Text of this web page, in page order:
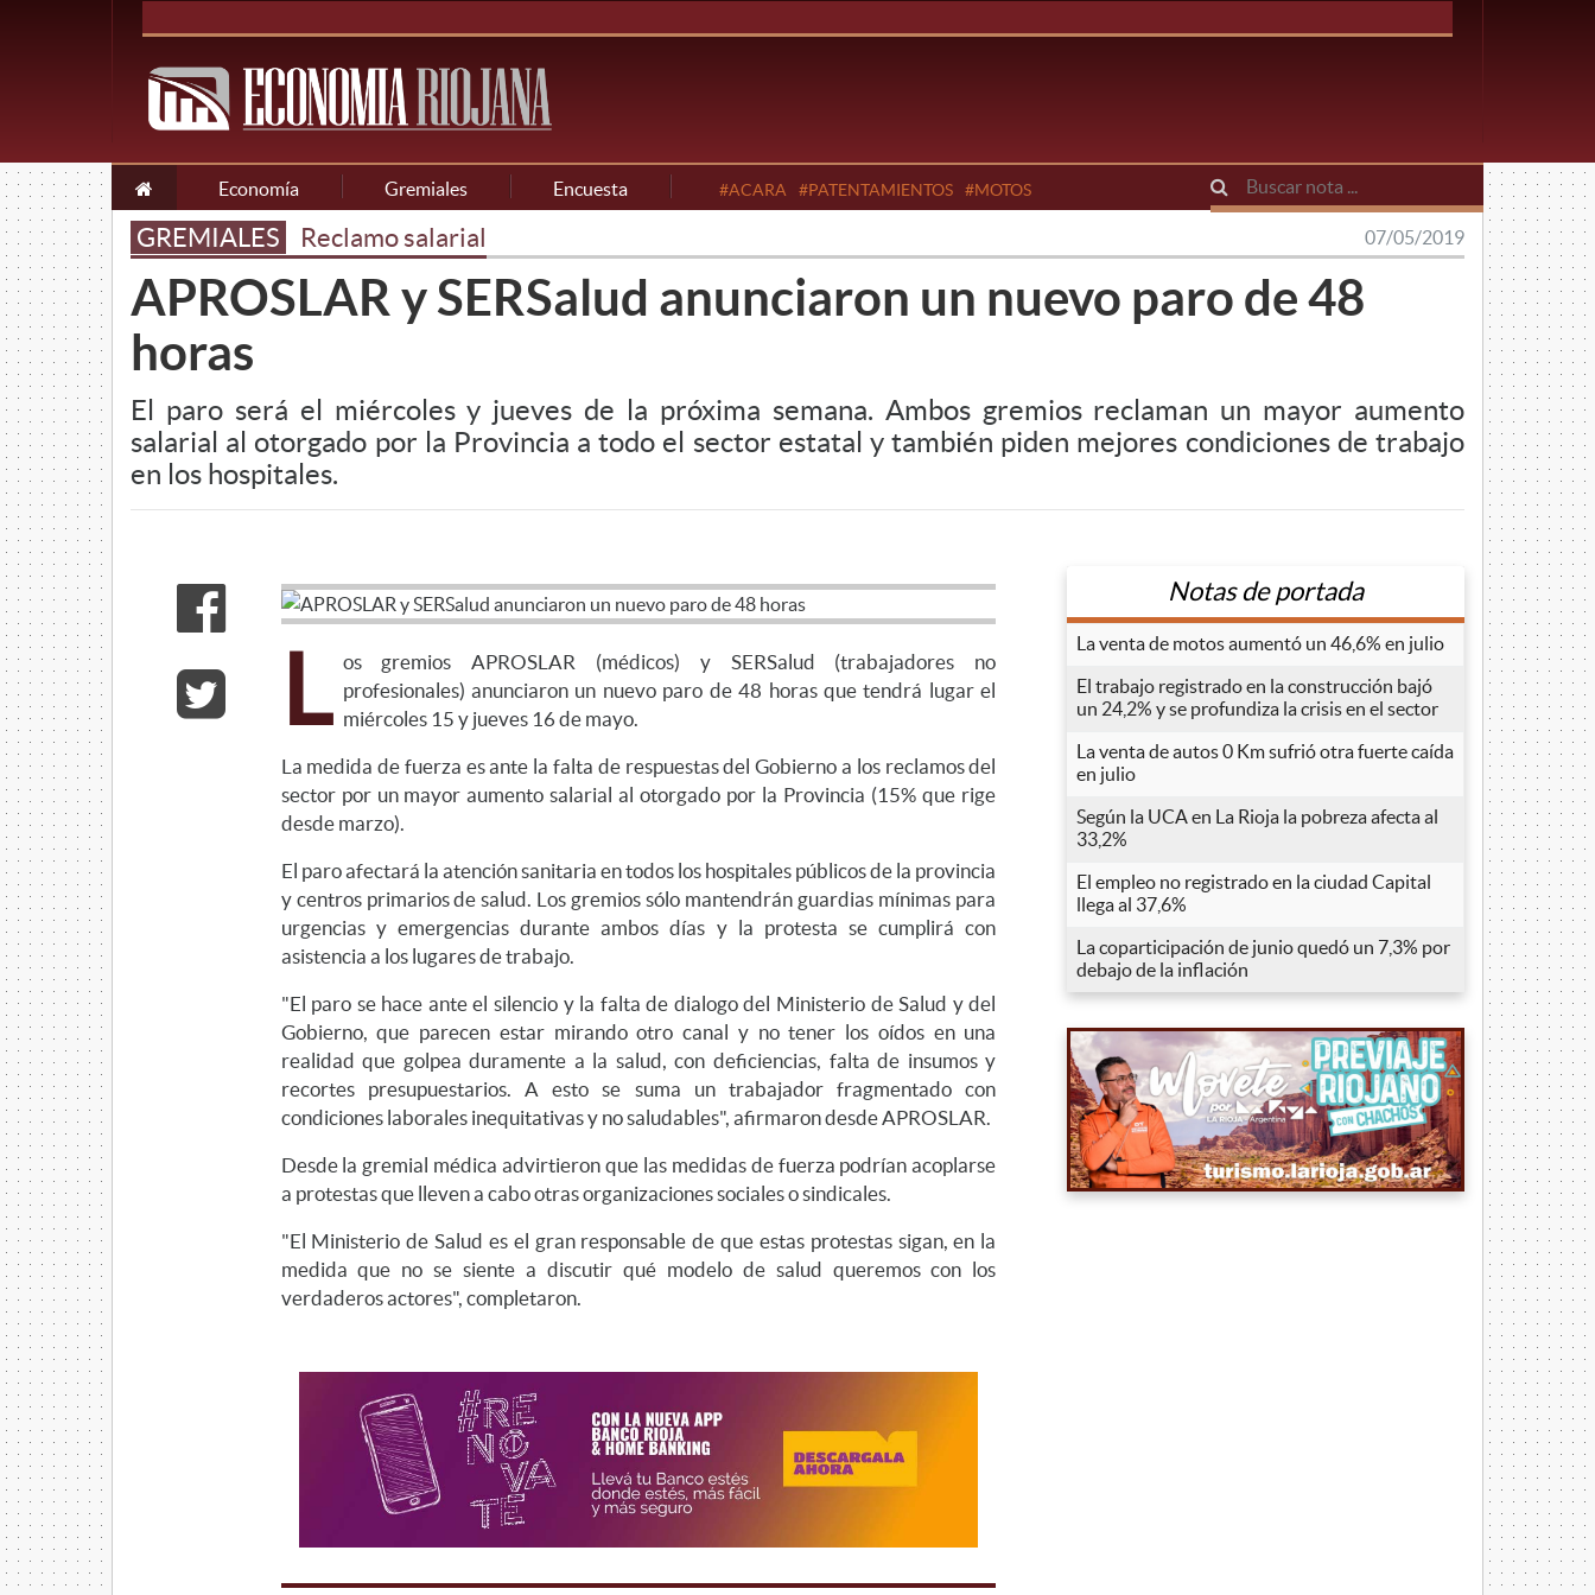
Economía Gremiales Encuesta #ACARA #PATENTAMIENTOS #MOTOS
GREMIALES Reclamo salarial 07/05/2019
APROSLAR y SERSalud anunciaron un nuevo paro de 48
horas
El paro será el miércoles y jueves de la próxima semana. Ambos gremios reclaman un mayor aumento
salarial al otorgado por la Provincia a todo el sector estatal y también piden mejores condiciones de trabajo
en los hospitales.
L os gremios APROSLAR (médicos) y SERSalud (trabajadores no
profesionales) anunciaron un nuevo paro de 48 horas que tendrá lugar el
miércoles 15 y jueves 16 de mayo.
La medida de fuerza es ante la falta de respuestas del Gobierno a los reclamos del
sector por un mayor aumento salarial al otorgado por la Provincia (15% que rige
desde marzo).
El paro afectará la atención sanitaria en todos los hospitales públicos de la provincia
y centros primarios de salud. Los gremios sólo mantendrán guardias mínimas para
urgencias y emergencias durante ambos días y la protesta se cumplirá con
asistencia a los lugares de trabajo.
"El paro se hace ante el silencio y la falta de dialogo del Ministerio de Salud y del
Gobierno, que parecen estar mirando otro canal y no tener los oídos en una
realidad que golpea duramente a la salud, con deficiencias, falta de insumos y
recortes presupuestarios. A esto se suma un trabajador fragmentado con
condiciones laborales inequitativas y no saludables", afirmaron desde APROSLAR.
Desde la gremial médica advirtieron que las medidas de fuerza podrían acoplarse
a protestas que lleven a cabo otras organizaciones sociales o sindicales.
"El Ministerio de Salud es el gran responsable de que estas protestas sigan, en la
medida que no se siente a discutir qué modelo de salud queremos con los
verdaderos actores", completaron.
Notas de portada
La venta de motos aumentó un 46,6% en julio
El trabajo registrado en la construcción bajó
un 24,2% y se profundiza la crisis en el sector
La venta de autos 0 Km sufrió otra fuerte caída
en julio
Según la UCA en La Rioja la pobreza afecta al
33,2%
El empleo no registrado en la ciudad Capital
llega al 37,6%
La coparticipación de junio quedó un 7,3% por
debajo de la inflación